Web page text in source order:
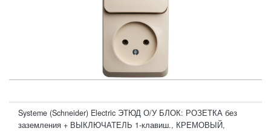
Systeme (Schneider) Electric ЭТЮД О/У БЛОК: РОЗЕТКА без
заземления + ВЫКЛЮЧАТЕЛЬ 1-клавиш., КРЕМОВЫЙ,